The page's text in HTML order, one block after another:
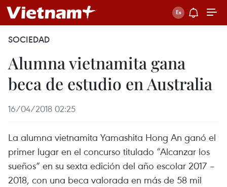
SOCIEDAD
Alumna vietnamita gana
beca de estudio en Australia
16/04/2018 02:25
La alumna vietnamita Yamashita Hong An ganó el
primer lugar en el concurso titulado “Alcanzar los
sueños” en su sexta edición del año escolar 2017 –
2018, con una beca valorada en más de 58 mil